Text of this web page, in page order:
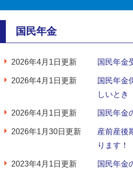
国民年金
2026年4月1日更新 国民年金
2026年4月1日更新
国民年金
しいとき
2026年4月1日更新 国民年金
2026年1月30日更新
産前産後
ります！
2023年4月1日更新 国民年金